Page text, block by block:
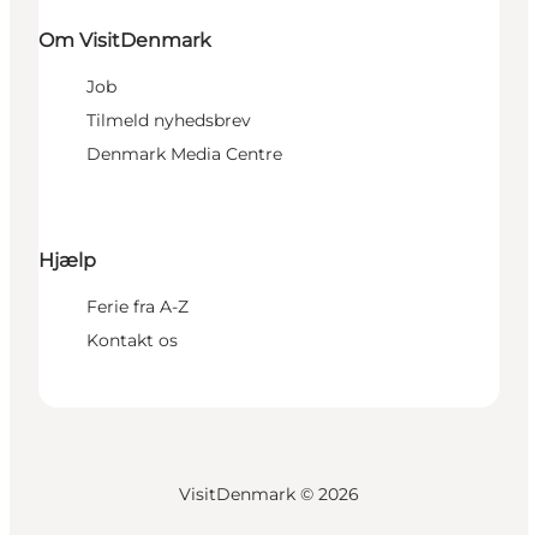
Om VisitDenmark
Job
Tilmeld nyhedsbrev
Denmark Media Centre
Hjælp
Ferie fra A-Z
Kontakt os
VisitDenmark © 2026